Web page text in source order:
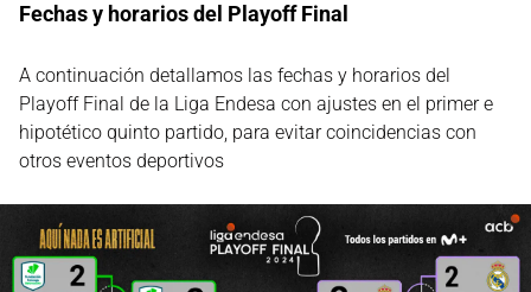
Fechas y horarios del Playoff Final
A continuación detallamos las fechas y horarios del
Playoff Final de la Liga Endesa con ajustes en el primer e
hipotético quinto partido, para evitar coincidencias con
otros eventos deportivos